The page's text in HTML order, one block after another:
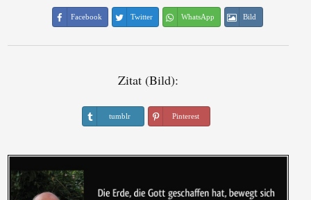
Facebook Twitter WhatsApp Bild
Zitat (Bild):
tumblr Pinterest